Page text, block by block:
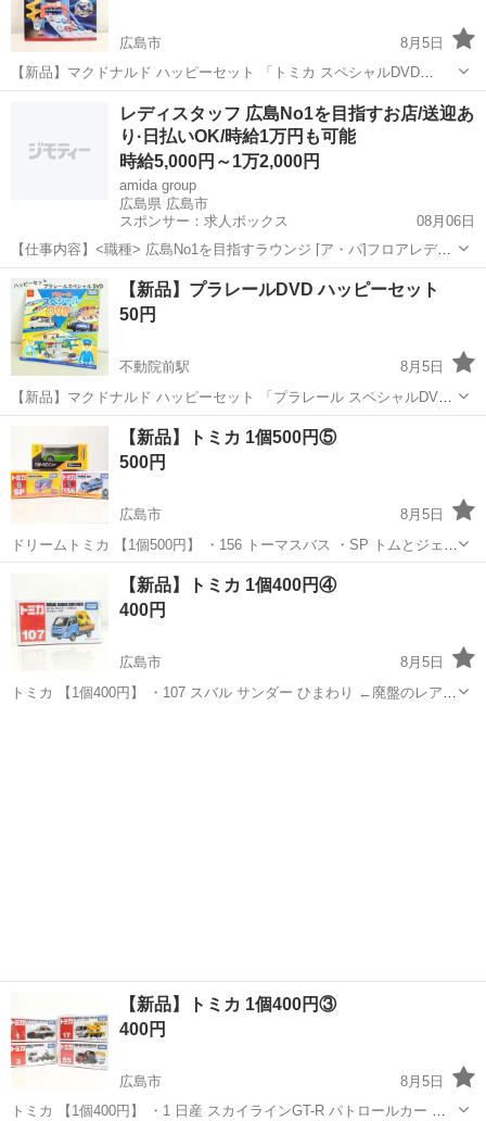
広島市
8月5日
【新品】マクドナルド ハッピーセット 「トミカ スペシャルDVD
2023」 ※新品未開封ですので動作確認はしておりません。 ※キャン
ペーン期間は過ぎています。 ★子供向けキャラクターグッズなど出品
ミニカー トミカ
レディスタッフ 広島No1を目指すお店/送迎あ
り·日払いOK/時給1万円も可能
時給5,000円～1万2,000円
amida group
広島県 広島市
スポンサー：求人ボックス
08月06日
【仕事内容】<職種> 広島No1を目指すラウンジ [ア・パ]フロアレデ
ィ・カウンターレディ(ナイトワーク系) <雇用形態> アルバイト・パー
ト <給与> [ア・パ]時給5,000円～12,000円 交通費: 送迎制度あり 体入
時給...
アルバイト・パート
【新品】プラレールDVD ハッピーセット
50円
不動院前駅
8月5日
【新品】マクドナルド ハッピーセット 「プラレール スペシャルDVD
2022」 ※新品未開封ですので動作確認はしておりません。 ※キャン
ペーン期間は過ぎています。 ★子供向けキャラクターグッズなど出品
中です(^^)/...
広島市 不動院前駅 おもちゃ ハッピーセット
【新品】トミカ 1個500円⑤
500円
広島市
8月5日
ドリームトミカ 【1個500円】 ・156 トーマスバス ・SP トムとジェリ
ー ラッピングバス 新品未開封品ですが、 プライズ品なのでご了承く
の...
ミニカー
【新品】トミカ 1個400円④
400円
広島市
8月5日
トミカ 【1個400円】 ・107 スバル サンダー ひまわり ←廃盤のレア品
【新品】トミカ 1個400円③
400円
広島市
8月5日
トミカ 【1個400円】 ・1 日産 スカイラインGT-R パトロールカー ・3